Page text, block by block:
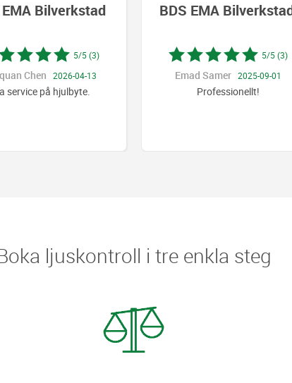
EMA Bilverkstad
5/5 (3)
Chen 2026-04-13
service på hjulbyte.
BDS EMA
5/5 (3)
Emad Samer 2025-09-01
Professionellt!
ljuskontroll i tre enkla steg